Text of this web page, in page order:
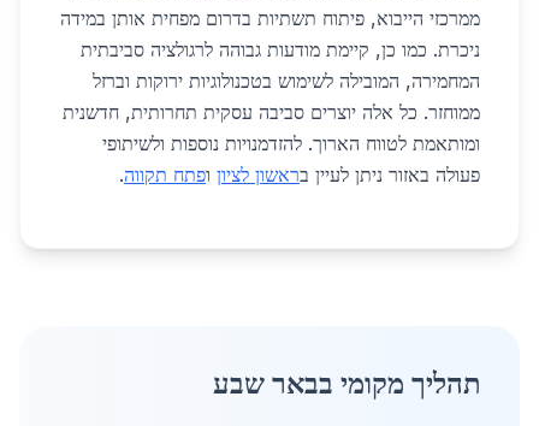
ממרכזי הייבוא, פיתוח תשתיות בדרום מפחית אותן במידה
ניכרת. כמו כן, קיימת מודעות גבוהה לרגולציה סביבתית
המחמירה, המובילה לשימוש בטכנולוגיות ירוקות וברזל
ממוחזר. כל אלה יוצרים סביבה עסקית תחרותית, חדשנית
ומותאמת לטווח הארוך. להזדמנויות נוספות ולשיתופי
פעולה באזור ניתן לעיין בראשון לציון ופתח תקווה.
תהליך מקומי בבאר שבע